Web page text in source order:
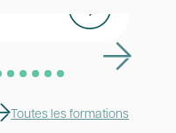
Toutes les formations